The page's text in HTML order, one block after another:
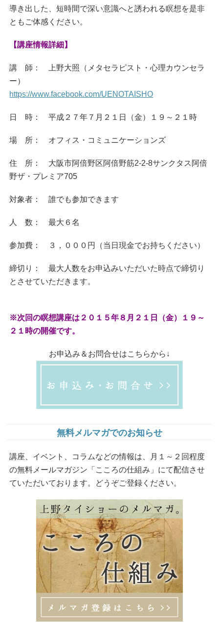
導き出した、短時間で深い意識へと誘われる瞑想を是非
と もご体感ください。
【講座情報詳細】
講 師： 上野大照（メタセラピスト・心理カウンセラ
ー）
https://www.facebook.com/UENOTAISHO
日 時： 平成２７年７月２１日（金）１９～２１時
場 所： オフィス・コミュニケーションズ
住 所： 大阪市阿倍野区阿倍野筋2-2-8サンクタス阿倍
野ザ・プレミア705
対象者： 誰でも参加できます
人 数： 最大６名
参加費： ３，０００円（当日現金でお持ちください）
締切り： 最大人数をお申込みいただいた時点で締切り
と させていただきます。
※次回の瞑想講座は２０１５年８月２１日（金）１９～
２１時の開催です。
お申込み＆お問合せはこちらから↓
無料メルマガでのお知らせ
講座、イベント、コラムなどの情報は、月１～２回程度
の無料メールマガジン「こころの仕組み」にて配信させ
ていただいております。どうぞご登録ください。